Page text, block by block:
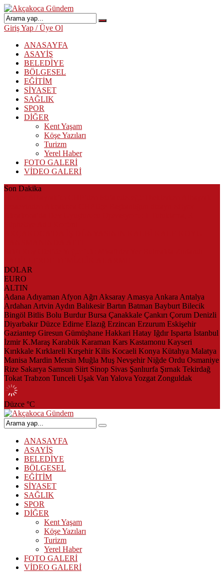
Giriş Yap / Üye Ol
ANASAYFA
ASAYİŞ
BELEDİYE
BÖLGESEL
EĞİTİM
SİYASET
SAĞLIK
SPOR
DİĞER
Kent Yaşam
Köşe Yazıları
Turizm
Yerel Haber
FOTO GALERİ
VİDEO GALERİ
Son Dakika
DOLAR
EURO
ALTIN
Adana Adıyaman Afyon Ağrı Aksaray Amasya Ankara Antalya
Ardahan Artvin Aydın Balıkesir Bartın Batman Bayburt Bilecik
Bingöl Bitlis Bolu Burdur Bursa Çanakkale Çankırı Çorum Denizli
Diyarbakır Düzce Edirne Elazığ Erzincan Erzurum Eskişehir
Gaziantep Giresun Gümüşhane Hakkari Hatay Iğdır Isparta İstanbul
İzmir K.Maraş Karabük Karaman Kars Kastamonu Kayseri
Kırıkkale Kırklareli Kırşehir Kilis Kocaeli Konya Kütahya Malatya
Manisa Mardin Mersin Muğla Muş Nevşehir Niğde Ordu Osmaniye
Rize Sakarya Samsun Siirt Sinop Sivas Şanlıurfa Şırnak Tekirdağ
Tokat Trabzon Tunceli Uşak Van Yalova Yozgat Zonguldak
Düzce °C
ANASAYFA
ASAYİŞ
BELEDİYE
BÖLGESEL
EĞİTİM
SİYASET
SAĞLIK
SPOR
DİĞER
Kent Yaşam
Köşe Yazıları
Turizm
Yerel Haber
FOTO GALERİ
VİDEO GALERİ